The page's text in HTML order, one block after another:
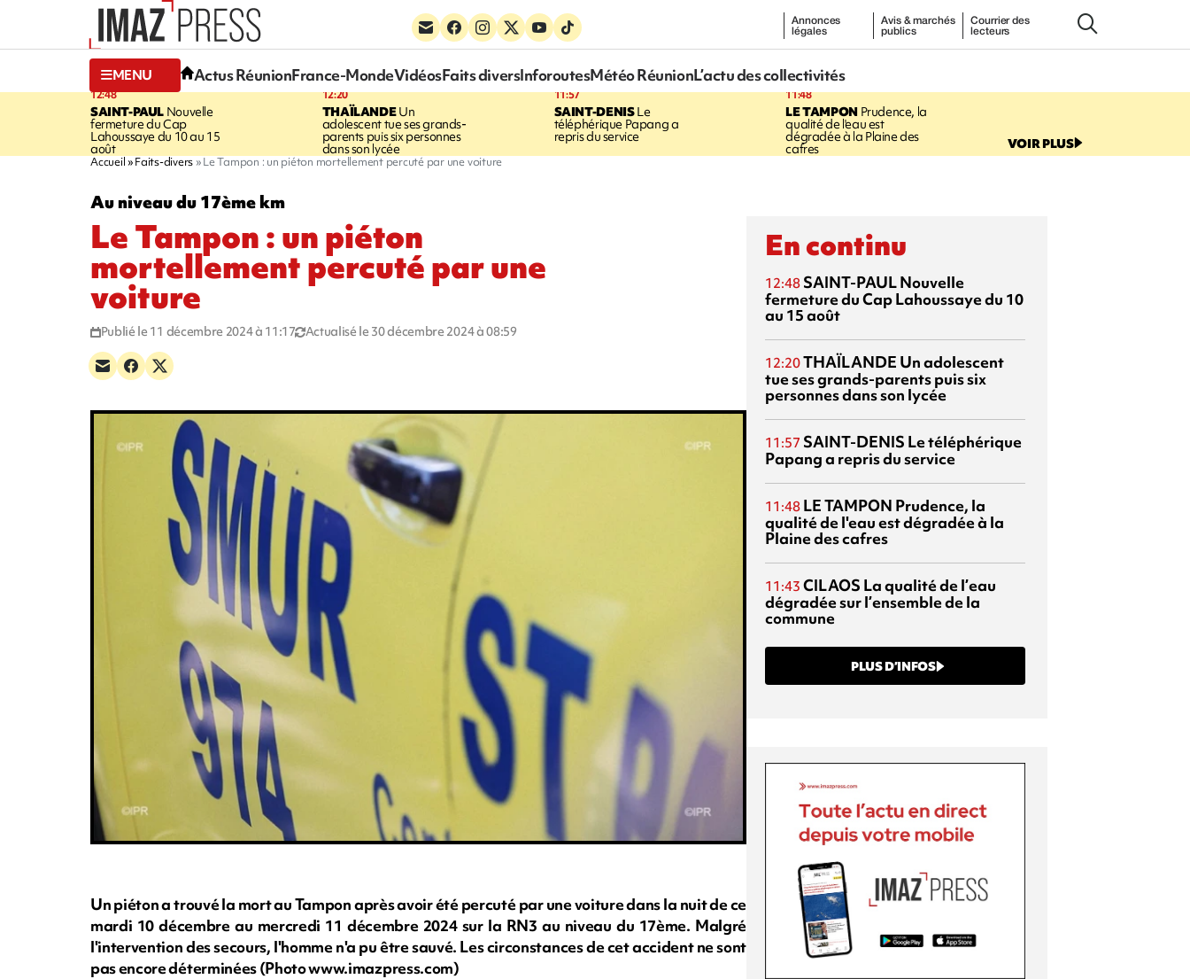
Annonces
légales
Avis & marchés
publics
Courrier des
lecteurs
MENU Actus RéunionFrance-MondeVidéosFaits diversInforoutesMétéo RéunionL’actu des collectivités
12:48
SAINT-PAUL Nouvelle
fermeture du Cap
Lahoussaye du 10 au 15
août
12:20
THAÏLANDEUn
adolescent tue ses grands-
parents puis six personnes
dans son lycée
11:57
SAINT-DENISLe
téléphérique Papang a
repris du service
11:48
LE TAMPONPrudence, la
qualité de l'eau est
dégradée à la Plaine des
cafres VOIR PLUS
Accueil Faits-divers Le Tampon : un piéton mortellement percuté par une voiture
Au niveau du 17ème km
Le Tampon : un piéton
mortellement percuté par une
voiture
Publié le 11 décembre 2024 à 11:17 Actualisé le 30 décembre 2024 à 08:59
Un piéton a trouvé la mort au Tampon après avoir été percuté par une voiture dans la nuit de ce
mardi 10 décembre au mercredi 11 décembre 2024 sur la RN3 au niveau du 17ème. Malgré
l'intervention des secours, l'homme n'a pu être sauvé. Les circonstances de cet accident ne sont
pas encore déterminées (Photo www.imazpress.com)
En continu
12:48 SAINT-PAULNouvelle
fermeture du Cap Lahoussaye du 10
au 15 août
12:20THAÏLANDE Un adolescent
tue ses grands-parents puis six
personnes dans son lycée
11:57 SAINT-DENIS Le téléphérique
Papang a repris du service
11:48 LE TAMPON Prudence, la
qualité de l'eau est dégradée à la
Plaine des cafres
11:43 CILAOS La qualité de l’eau
dégradée sur l’ensemble de la
commune
PLUS D’INFOS